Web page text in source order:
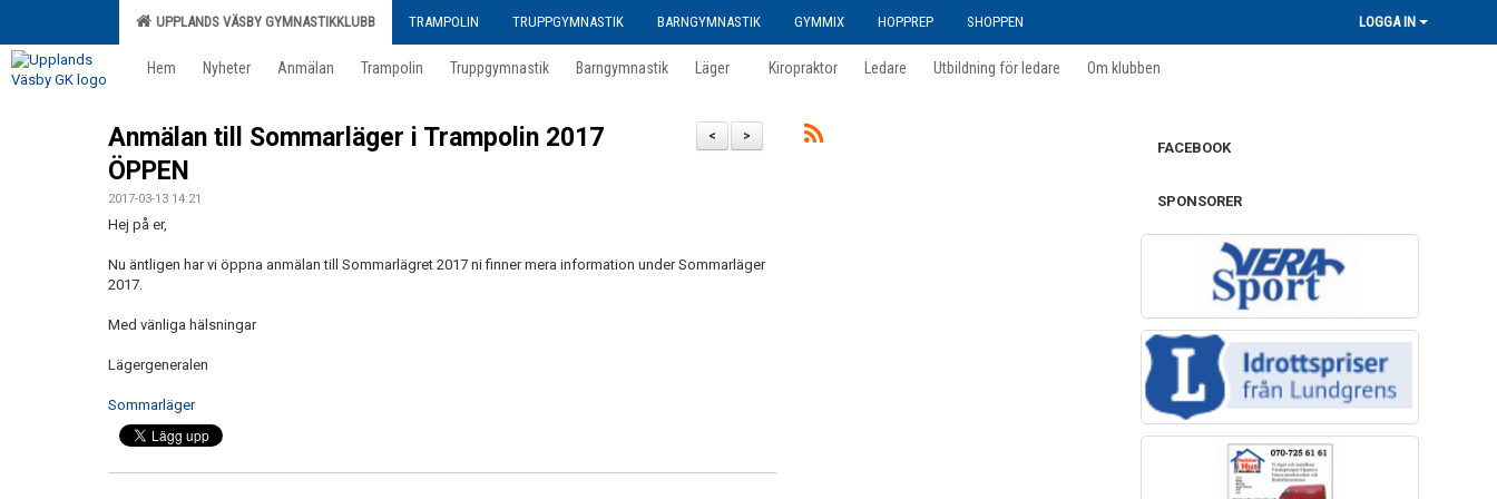
UPPLANDS VÄSBY GYMNASTIKKLUBB TRAMPOLIN TRUPPGYMNASTIK BARNGYMNASTIK GYMMIX HOPPREP SHOPPEN LOGGA IN
Hem Nyheter Anmälan Trampolin Truppgymnastik Barngymnastik Läger Kiropraktor Ledare Utbildning för ledare Om klubben
>
<
Anmälan till Sommarläger i Trampolin 2017
ÖPPEN
2017-03-13 14:21
Hej på er,
Nu äntligen har vi öppna anmälan till Sommarlägret 2017 ni finner mera information under Sommarläger
2017.
Med vänliga hälsningar
Lägergeneralen
Sommarläger
FACEBOOK
SPONSORER